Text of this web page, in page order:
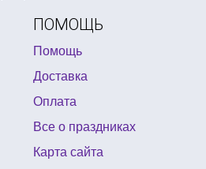
ПОМОЩЬ
Помощь
Доставка
Оплата
Все о праздниках
Карта сайта